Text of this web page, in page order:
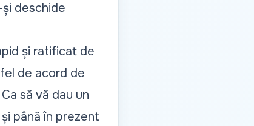
deschide
și ratificat de
de acord de
să vă dau un
până în prezent